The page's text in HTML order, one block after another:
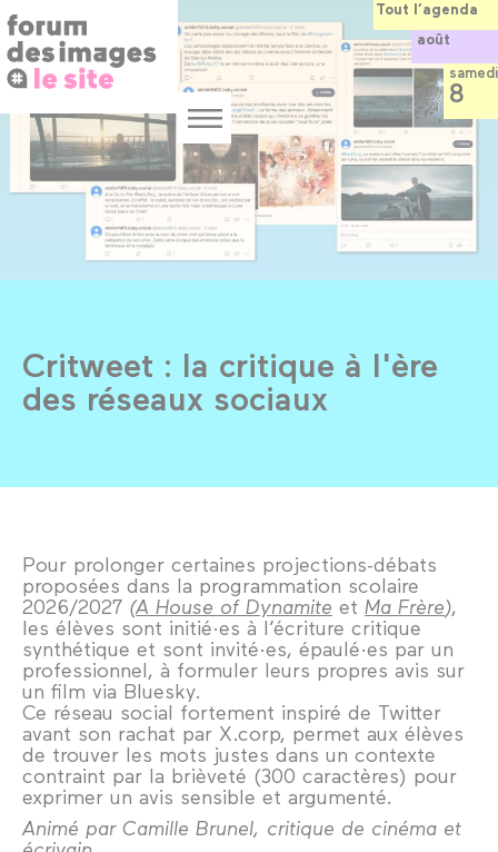
au
contenu
principal
Menu
Critweet : la critique à l'ère
des réseaux sociaux
Pour prolonger certaines projections-débats
proposées dans la programmation scolaire
2026/2027 (A House of Dynamite et Ma Frère),
les élèves sont initié·es à l’écriture critique
synthétique et sont invité·es, épaulé·es par un
professionnel, à formuler leurs propres avis sur
un film via Bluesky.
Ce réseau social fortement inspiré de Twitter
avant son rachat par X.corp, permet aux élèves
de trouver les mots justes dans un contexte
contraint par la brièveté (300 caractères) pour
exprimer un avis sensible et argumenté.
Animé par Camille Brunel, critique de cinéma et
Tout l’agenda
août
samedi
8